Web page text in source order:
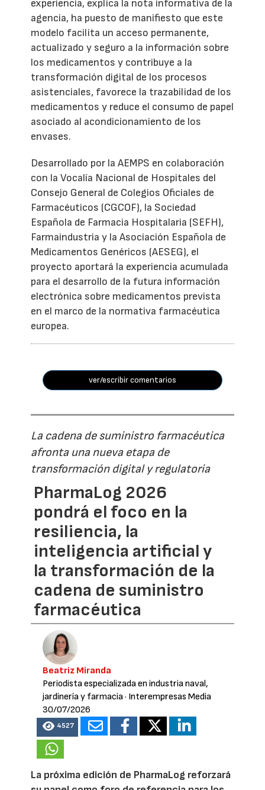
experiencia, explica la nota informativa de la
agencia, ha puesto de manifiesto que este
modelo facilita un acceso permanente,
actualizado y seguro a la información sobre
los medicamentos y contribuye a la
transformación digital de los procesos
asistenciales, favorece la trazabilidad de los
medicamentos y reduce el consumo de papel
asociado al acondicionamiento de los
envases.
Desarrollado por la AEMPS en colaboración
con la Vocalía Nacional de Hospitales del
Consejo General de Colegios Oficiales de
Farmacéuticos (CGCOF), la Sociedad
Española de Farmacia Hospitalaria (SEFH),
Farmaindustria y la Asociación Española de
Medicamentos Genéricos (AESEG), el
proyecto aportará la experiencia acumulada
para el desarrollo de la futura información
electrónica sobre medicamentos prevista
en el marco de la normativa farmacéutica
europea.
ver/escribir comentarios
La cadena de suministro farmacéutica
afronta una nueva etapa de
transformación digital y regulatoria
PharmaLog 2026
pondrá el foco en la
resiliencia, la
inteligencia artificial y
la transformación de la
cadena de suministro
farmacéutica
Beatriz Miranda
Periodista especializada en industria naval,
jardinería y farmacia· Interempresas Media
30/07/2026
4527
La próxima edición de PharmaLog reforzará